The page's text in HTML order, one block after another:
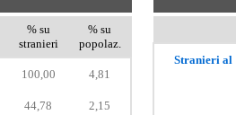
% su
stranieri
% su
popolaz.
100,00 4,81
44,78 2,15
Stranieri al